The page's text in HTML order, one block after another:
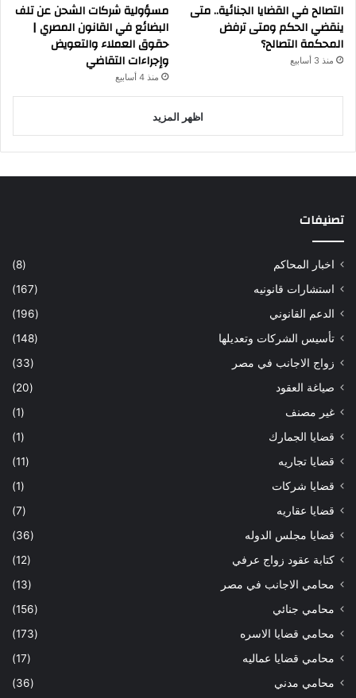
التصالح في القضايا الجنائية.. متى
ينقضي الحكم ومتى ترفض
المحكمة التصالح؟
منذ 3 أسابيع
مسؤولية شركات الشحن عن تلف
البضائع في القانون المصري |
حقوق العملاء والتعويض
وإجراءات التقاضي
منذ 4 أسابيع
اظهر المزيد
تصنيفات
اخبار المحاكم
(8)
استشارات قانونيه
(167)
الدعم القانوني
(196)
تأسيس الشركات وتعديلها
(148)
زواج الاجانب في مصر
(33)
صياغة العقود
(20)
غير مصنف
(1)
قضايا الجمارك
(1)
قضايا تجاريه
(11)
قضايا شركات
(1)
قضايا عقاريه
(7)
قضايا مجلس الدوله
(36)
كتابة عقود زواج عرفي
(12)
محامي الاجانب في مصر
(13)
محامي جنائي
(156)
محامي قضايا الاسره
(173)
محامي قضايا عماليه
(17)
محامي مدني
(36)